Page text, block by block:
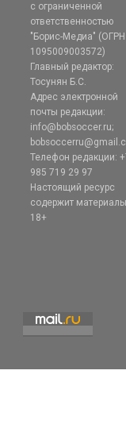
с ограниченной
ответственностью
"Борис-Медиа" (ОГРН
1095009003572)
Главный редактор:
Тосунян Б.С.
Адрес электронной
почты редакции:
info@bobsoccer.ru;
Телефон редакции:
985 719 29 97
Настоящий ресурс
содержит
18+